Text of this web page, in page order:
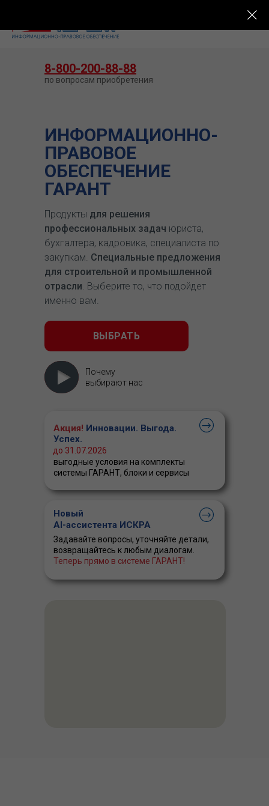
ИНФОРМАЦИОННО-
ПРАВОВОЕ
ОБЕСПЕЧЕНИЕ
ГАРАНТ
Продукты для решения
профессиональных задач юриста,
бухгалтера, кадровика, специалиста по
закупкам. Специальные предложения
для строительной и промышленной
отрасли. Выберите то, что подойдет
именно вам.
ВЫБРАТЬ
Почему
выбирают нас
Акция! Инновации. Выгода.
Успех.
выгодные условия на комплекты
системы ГАРАНТ, блоки и сервисы
до 31.07.2026
8-800-200-88-88
по вопросам приобретения
Новый
AI-ассистента ИСКРА
Задавайте вопросы, уточняйте детали,
возвращайтесь к любым диалогам.
Теперь прямо в системе ГАРАНТ!